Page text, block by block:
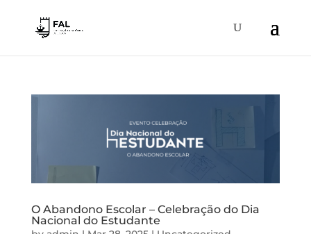
O Abandono Escolar – Celebração do Dia
Nacional do Estudante